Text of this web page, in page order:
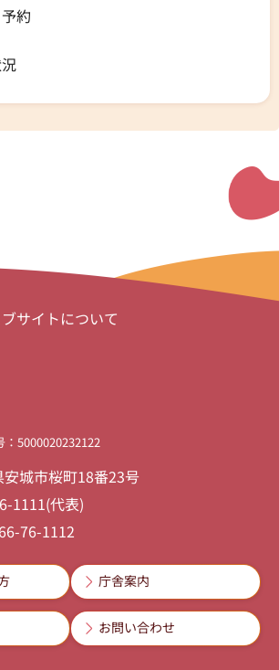
約
サイトについて
：5000020232122
城市桜町18番23号
1111(代表)
76-1112
庁舎案内
お問い合わせ